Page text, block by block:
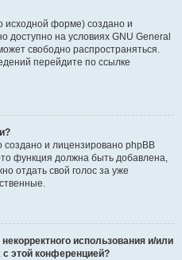
исходной форме) создано и
доступно на условиях GNU General
свободно распространяться.
перейдите по ссылке
и лицензировано phpBB
функция должна быть добавлена,
отдать свой голос за уже
использования и/или
этой конференцией?